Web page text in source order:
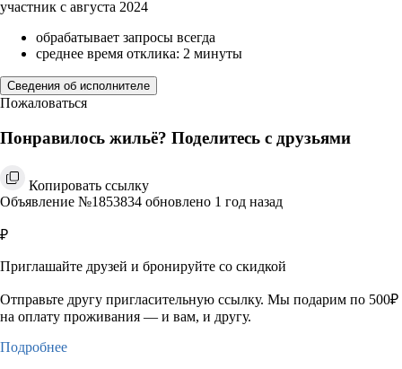
участник с августа 2024
обрабатывает запросы всегда
среднее время отклика: 2 минуты
Сведения об исполнителе
Пожаловаться
Понравилось жильё? Поделитесь с друзьями
Копировать ссылку
Объявление №1853834 обновлено 1 год назад
₽
Приглашайте друзей и бронируйте со скидкой
Отправьте другу пригласительную ссылку. Мы подарим по 500₽
на оплату проживания — и вам, и другу.
Подробнее